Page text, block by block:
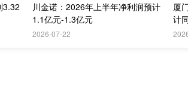
3.32
川金诺：2026年上半年净利润预计
1.1亿元-1.3亿元
2026-07-22
厦
计